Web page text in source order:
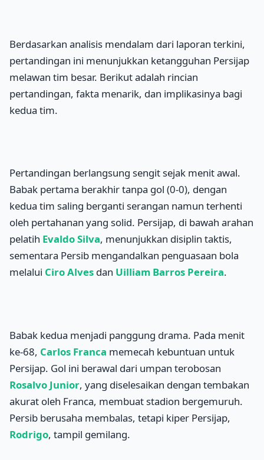
Berdasarkan analisis mendalam dari laporan terkini,
pertandingan ini menunjukkan ketangguhan Persijap
melawan tim besar. Berikut adalah rincian
pertandingan, fakta menarik, dan implikasinya bagi
kedua tim.
Pertandingan berlangsung sengit sejak menit awal.
Babak pertama berakhir tanpa gol (0-0), dengan
kedua tim saling berganti serangan namun terhenti
oleh pertahanan yang solid. Persijap, di bawah arahan
pelatih Evaldo Silva, menunjukkan disiplin taktis,
sementara Persib mengandalkan penguasaan bola
melalui Ciro Alves dan Uilliam Barros Pereira.
Babak kedua menjadi panggung drama. Pada menit
ke-68, Carlos Franca memecah kebuntuan untuk
Persijap. Gol ini berawal dari umpan terobosan
Rosalvo Junior, yang diselesaikan dengan tembakan
akurat oleh Franca, membuat stadion bergemuruh.
Persib berusaha membalas, tetapi kiper Persijap,
Rodrigo, tampil gemilang.